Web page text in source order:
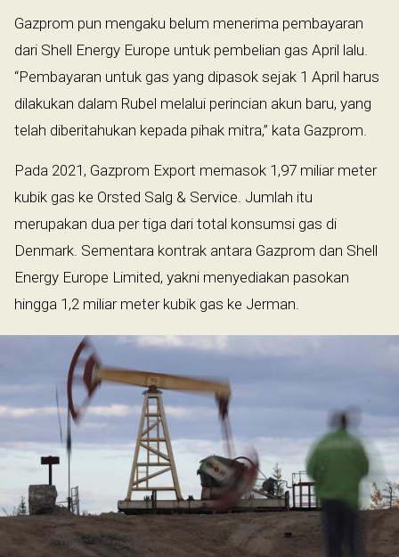
Gazprom pun mengaku belum menerima pembayaran
dari Shell Energy Europe untuk pembelian gas April lalu.
“Pembayaran untuk gas yang dipasok sejak 1 April harus
dilakukan dalam Rubel melalui perincian akun baru, yang
telah diberitahukan kepada pihak mitra,” kata Gazprom.
Pada 2021, Gazprom Export memasok 1,97 miliar meter
kubik gas ke Orsted Salg & Service. Jumlah itu
merupakan dua per tiga dari total konsumsi gas di
Denmark. Sementara kontrak antara Gazprom dan Shell
Energy Europe Limited, yakni menyediakan pasokan
hingga 1,2 miliar meter kubik gas ke Jerman.